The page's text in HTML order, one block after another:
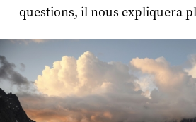
questions, il nous expliquera